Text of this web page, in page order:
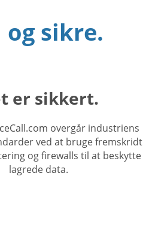
sikre.
er sikkert.
overgår industriens
ved at bruge fremskridt
og firewalls til at beskytte
lagrede data.